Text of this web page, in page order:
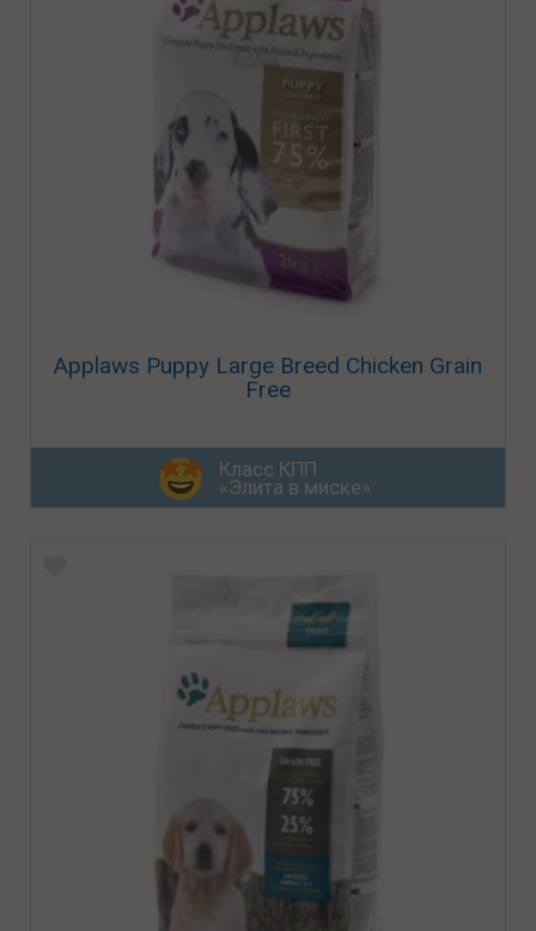
Applaws Puppy Large Breed Chicken Grain
Free
Класс КПП
«Элита в миске»